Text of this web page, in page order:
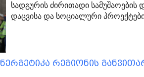
სადგურის ძირითადი სამუშაოების
დაცვისა და სოციალური
რეგიონის